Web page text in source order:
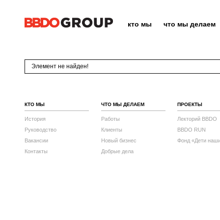
кто мы что мы делаем
Элемент не найден!
КТО МЫ
История
Руководство
Вакансии
Контакты
ЧТО МЫ ДЕЛАЕМ
Работы
Клиенты
Новый бизнес
Добрые дела
ПРОЕКТЫ
Лекторий BBDO
BBDO RUN
Фонд «Дети